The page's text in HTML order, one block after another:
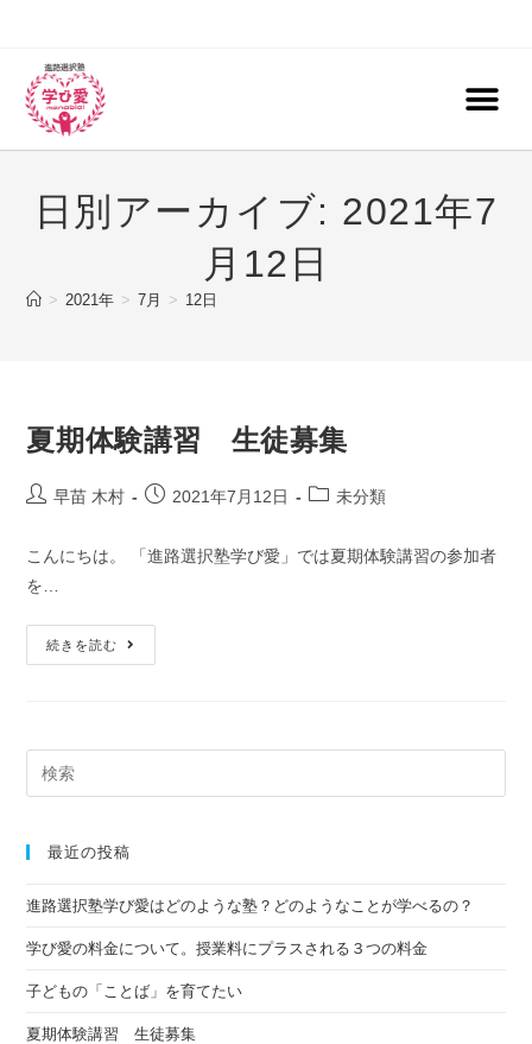
日別アーカイブ: 2021年7
月12日
> 2021年 > 7月 > 12日
夏期体験講習 生徒募集
早苗 木村 2021年7月12日 未分類
こんにちは。 「進路選択塾学び愛」では夏期体験講習の参加者
を…
続きを読む
最近の投稿
進路選択塾学び愛はどのような塾？どのようなことが学べるの？
学び愛の料金について。授業料にプラスされる３つの料金
子どもの「ことば」を育てたい
夏期体験講習 生徒募集